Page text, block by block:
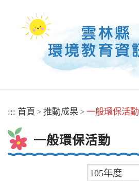
::: 首頁 > 推動成果 > 一般環保活動
一般環保活動